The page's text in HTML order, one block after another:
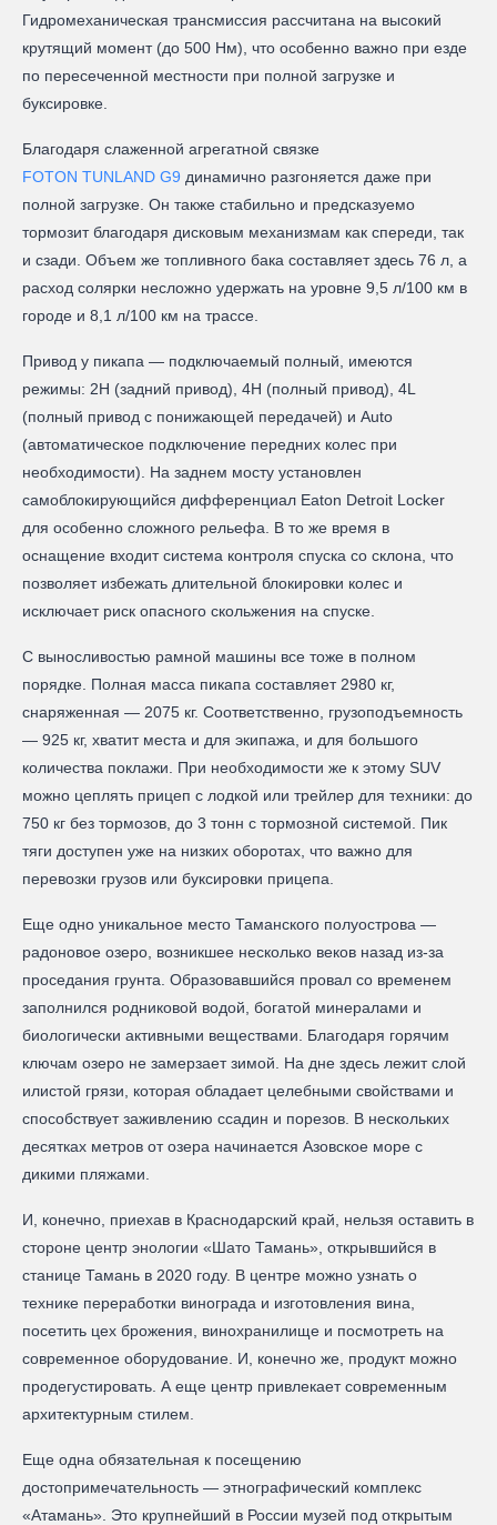
Гидромеханическая трансмиссия рассчитана на высокий
крутящий момент (до 500 Нм), что особенно важно при езде
по пересеченной местности при полной загрузке и
буксировке.
Благодаря слаженной агрегатной связке
FOTON TUNLAND G9 динамично разгоняется даже при
полной загрузке. Он также стабильно и предсказуемо
тормозит благодаря дисковым механизмам как спереди, так
и сзади. Объем же топливного бака составляет здесь 76 л, а
расход солярки несложно удержать на уровне 9,5 л/100 км в
городе и 8,1 л/100 км на трассе.
Привод у пикапа — подключаемый полный, имеются
режимы: 2H (задний привод), 4H (полный привод), 4L
(полный привод с понижающей передачей) и Auto
(автоматическое подключение передних колес при
необходимости). На заднем мосту установлен
самоблокирующийся дифференциал Eaton Detroit Locker
для особенно сложного рельефа. В то же время в
оснащение входит система контроля спуска со склона, что
позволяет избежать длительной блокировки колес и
исключает риск опасного скольжения на спуске.
С выносливостью рамной машины все тоже в полном
порядке. Полная масса пикапа составляет 2980 кг,
снаряженная — 2075 кг. Соответственно, грузоподъемность
— 925 кг, хватит места и для экипажа, и для большого
количества поклажи. При необходимости же к этому SUV
можно цеплять прицеп с лодкой или трейлер для техники: до
750 кг без тормозов, до 3 тонн с тормозной системой. Пик
тяги доступен уже на низких оборотах, что важно для
перевозки грузов или буксировки прицепа.
Еще одно уникальное место Таманского полуострова —
радоновое озеро, возникшее несколько веков назад из-за
проседания грунта. Образовавшийся провал со временем
заполнился родниковой водой, богатой минералами и
биологически активными веществами. Благодаря горячим
ключам озеро не замерзает зимой. На дне здесь лежит слой
илистой грязи, которая обладает целебными свойствами и
способствует заживлению ссадин и порезов. В нескольких
десятках метров от озера начинается Азовское море с
дикими пляжами.
И, конечно, приехав в Краснодарский край, нельзя оставить в
стороне центр энологии «Шато Тамань», открывшийся в
станице Тамань в 2020 году. В центре можно узнать о
технике переработки винограда и изготовления вина,
посетить цех брожения, винохранилище и посмотреть на
современное оборудование. И, конечно же, продукт можно
продегустировать. А еще центр привлекает современным
архитектурным стилем.
Еще одна обязательная к посещению
достопримечательность — этнографический комплекс
«Атамань». Это крупнейший в России музей под открытым